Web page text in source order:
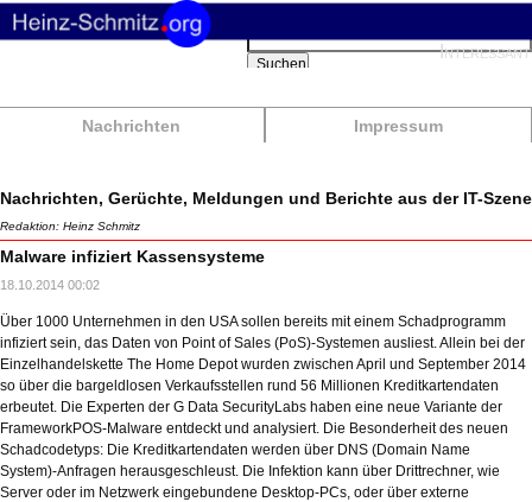
Nachrichten Impressum
Suchbegriffe
Suchen
Nachrichten, Gerüchte, Meldungen und Berichte aus der IT-Szene
Redaktion: Heinz Schmitz
Malware infiziert Kassensysteme
18.10.2014 00:02
Über 1000 Unternehmen in den USA sollen bereits mit einem Schadprogramm
infiziert sein, das Daten von Point of Sales (PoS)-Systemen ausliest. Allein bei der
Einzelhandelskette The Home Depot wurden zwischen April und September 2014
so über die bargeldlosen Verkaufsstellen rund 56 Millionen Kreditkartendaten
erbeutet. Die Experten der G Data SecurityLabs haben eine neue Variante der
FrameworkPOS-Malware entdeckt und analysiert. Die Besonderheit des neuen
Schadcodetyps: Die Kreditkartendaten werden über DNS (Domain Name
System)-Anfragen herausgeschleust. Die Infektion kann über Drittrechner, wie
Server oder im Netzwerk eingebundene Desktop-PCs, oder über externe